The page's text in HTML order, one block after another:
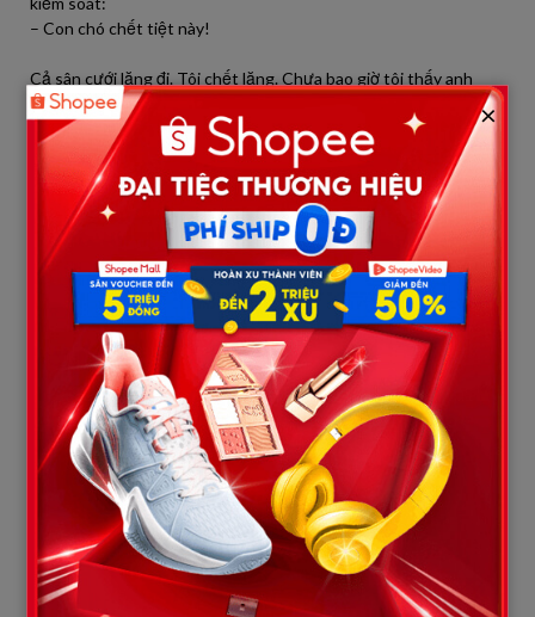
– Con chó chết tiệt này!
Cả sân cưới lặng đi. Tôi chết lặng. Chưa bao giờ tôi thấy anh
như thế. Dũng vội cười gượng:
– Xin lỗi, anh sợ chó thôi… chắc nó thấy người lạ.
Tôi gật đầu, cố gắng giữ không khí, nhưng trong lòng chợt dấy
lên một nỗi bất an khó tả. Đốm vốn hiền, chưa từng cắn ai, sao
hôm nay lại nổi điên như vậy?
Buổi lễ kết thúc, tôi đưa Đốm ra sau nhà, nó vẫn nằm gầm gừ,
mắt dõi về phía Dũng đang nói chuyện với người lớn. Khi tôi lại
gần, nó rên khe khẽ, rồi quay đi, như muốn nói: “Cẩn thận!”
Đêm đó, tôi không ngủ được. Nỗi nghi ngờ cứ lớn dần. Tôi bật
máy tính, mở lại camera an ninh cũ mà tôi vẫn lưu – một phần ký
ức tôi cố quên: vụ trộm cách đây hai năm.
Hôm đó, giữa đêm khuya, ba tên lạ mặt đột nhập vào nhà tôi.
Chúng bị Đốm phát hiện và sủa dữ dội. Tôi còn nhớ rõ ánh đèn
pin quét qua, rồi một gã đàn ông trong áo mưa đen đã đạp mạnh
vào Đốm, khiến nó gãy chân. Hắn gầm lên:
– Con chó này mà sống, tao xử nó luôn!
×